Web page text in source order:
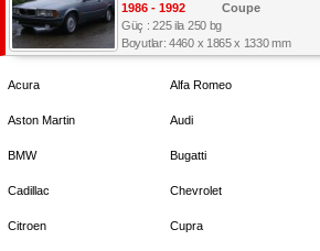
1986 - 1992
Coupe
Güç : 225 ila 250 bg
Boyutlar: 4460 x 1865 x 1330 mm
Acura Alfa Romeo
Aston Martin Audi
BMW Bugatti
Cadillac Chevrolet
Citroen Cupra